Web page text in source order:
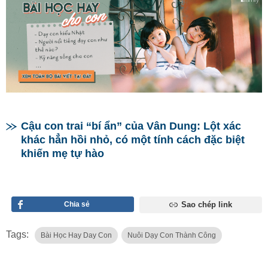
Cậu con trai “bí ẩn” của Vân Dung: Lột xác
khác hẳn hồi nhỏ, có một tính cách đặc biệt
khiến mẹ tự hào
Chia sẻ Sao chép link
Tags: Bài Học Hay Day Con Nuôi Dạy Con Thành Công